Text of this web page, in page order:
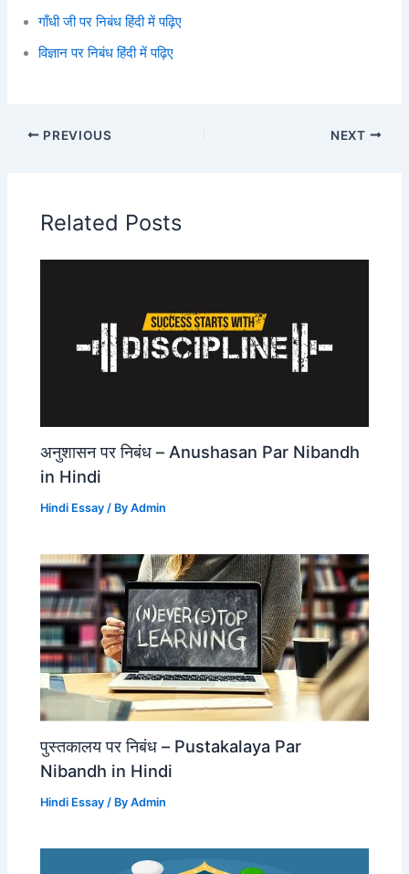
गाँधी जी पर निबंध हिंदी में पढ़िए
विज्ञान पर निबंध हिंदी में पढ़िए
PREVIOUS NEXT
Related Posts
अनुशासन पर निबंध – Anushasan Par Nibandh
in Hindi
Hindi Essay / ByAdmin
पुस्तकालय पर निबंध – Pustakalaya Par
Nibandh in Hindi
Hindi Essay / ByAdmin